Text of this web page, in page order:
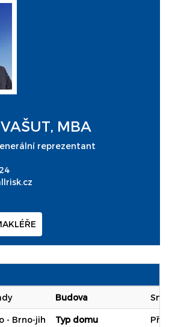
MBA
reprezentant
Budova
- Brno-jih Typ domu